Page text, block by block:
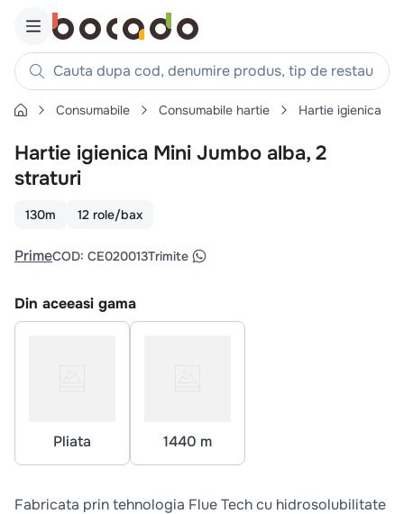
Cauta dupa cod, denumire produs, tip de restaurant,
Căutări populare
1 cartofi
2. piept pui
. pui
5. burger
6. coaste
7. ceafa
Consumabile Consumabile hartie Hartie igienica
Hartie igienica Mini Jumbo alba, 2
straturi
130m 12 role/bax
PrimeCOD: CE020013Trimite
Din aceeasi gama
Pliata 1440 m
Fabricata prin tehnologia Flue Tech cu hidrosolubilitate